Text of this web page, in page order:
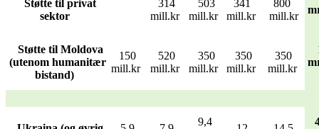
Støtte til privat
sektor
314
mill.kr
503
mill.kr
341
mill.kr
800
mill.kr
Støtte til Moldova
(utenom humanitær
bistand)
150
mill.kr
520
mill.kr
350
mill.kr
350
mill.kr
350
mill.kr
9,4